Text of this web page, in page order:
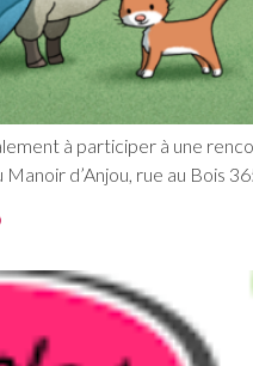
à participer à une
d’Anjou, rue au Bois